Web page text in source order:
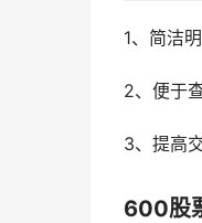
1、简洁
2、便于
3、提高
600股